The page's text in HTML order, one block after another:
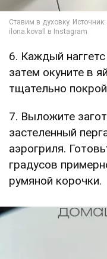
6. Каждый
затем окуните в
тщательно
7. Выложите
застеленный
аэрогриля.
градусов
румяной корочки.